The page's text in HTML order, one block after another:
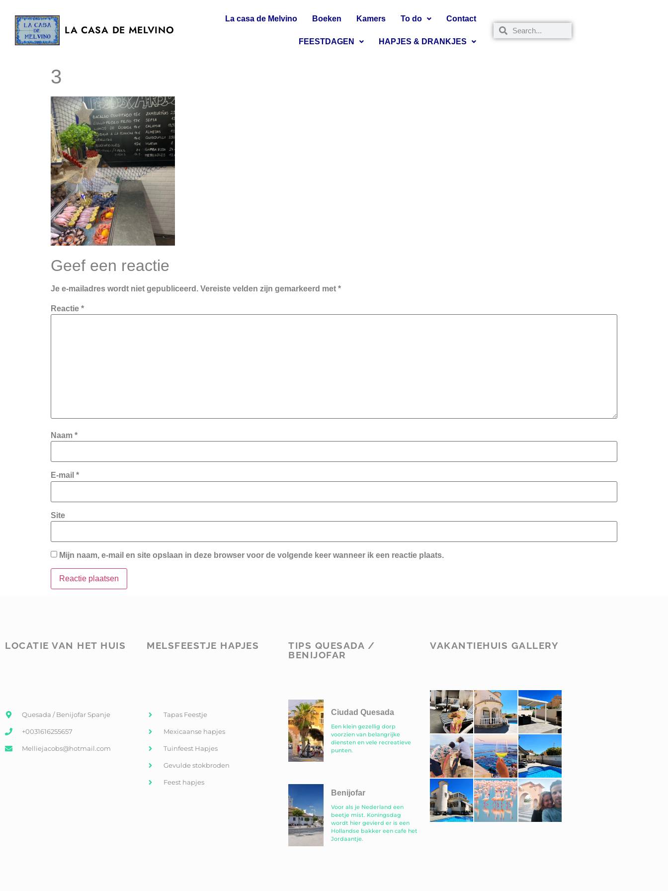
LA CASA DE MELVINO
La casa de Melvino Boeken Kamers To do Contact
FEESTDAGEN HAPJES & DRANKJES
3
Geef een reactie
Je e-mailadres wordt niet gepubliceerd. Vereiste velden zijn gemarkeerd met *
Reactie *
Naam *
E-mail *
Site
Mijn naam, e-mail en site opslaan in deze browser voor de volgende keer wanneer ik een reactie plaats.
LOCATIE VAN HET HUIS
Quesada / Benijofar Spanje
+0031616255657
Melliejacobs@hotmail.com
MELSFEESTJE HAPJES
Tapas Feestje
Mexicaanse hapjes
Tuinfeest Hapjes
Gevulde stokbroden
Feest hapjes
TIPS QUESADA /
BENIJOFAR
Ciudad Quesada
Een klein gezellig dorp
voorzien van belangrijke
diensten en vele recreatieve
punten.
Benijofar
Voor als je Nederland een
beetje mist. Koningsdag
wordt hier gevierd er is een
Hollandse bakker een cafe het
Jordaantje.
VAKANTIEHUIS GALLERY